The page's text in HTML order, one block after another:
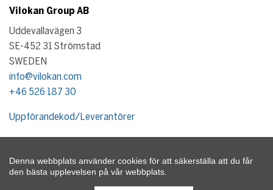
Denna webbplats använder cookies för att säkerställa att du får
den bästa upplevelsen på vår webbplats.
Vilokan Group AB
Uddevallavägen 3
SE-452 31 Strömstad
SWEDEN
info@vilokan.com
+46 526 187 30
Uppförandekod/Leverantörer
Upphovsrätt 2026 Vilokan Group. Alla rättigheter förbehålls